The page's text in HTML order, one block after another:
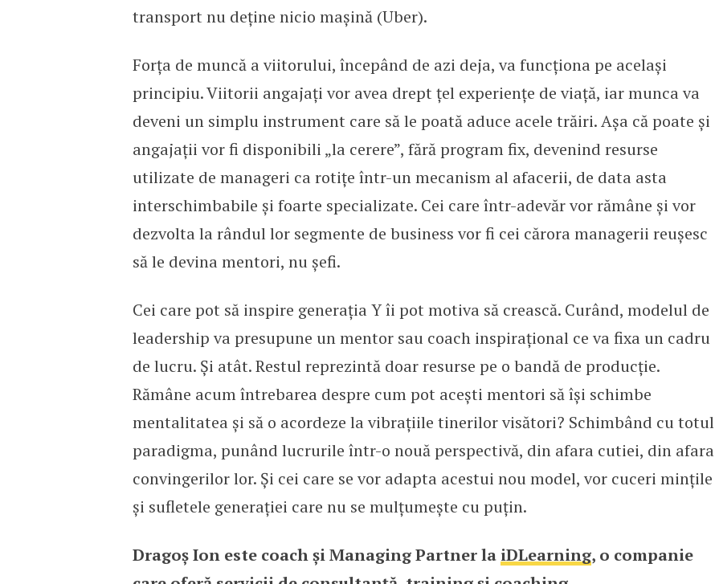
transport nu deține nicio mașină (Uber).
Forța de muncă a viitorului, începând de azi deja, va funcționa pe același
principiu. Viitorii angajați vor avea drept țel experiențe de viață, iar munca va
deveni un simplu instrument care să le poată aduce acele trăiri. Așa că poate și
angajații vor fi disponibili „la cerere”, fără program fix, devenind resurse
utilizate de manageri ca rotițe într-un mecanism al afacerii, de data asta
interschimbabile și foarte specializate. Cei care într-adevăr vor rămâne și vor
dezvolta la rândul lor segmente de business vor fi cei cărora managerii reușesc
să le devina mentori, nu șefi.
Cei care pot să inspire generația Y îi pot motiva să crească. Curând, modelul de
leadership va presupune un mentor sau coach inspirațional ce va fixa un cadru
de lucru. Și atât. Restul reprezintă doar resurse pe o bandă de producție.
Rămâne acum întrebarea despre cum pot acești mentori să își schimbe
mentalitatea și să o acordeze la vibrațiile tinerilor visători? Schimbând cu totul
paradigma, punând lucrurile într-o nouă perspectivă, din afara cutiei, din afara
convingerilor lor. Și cei care se vor adapta acestui nou model, vor cuceri mințile
și sufletele generației care nu se mulțumește cu puțin.
Dragoș Ion este coach și Managing Partner la iDLearning, o companie